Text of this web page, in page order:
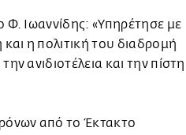
Φ. Ιωαννίδης: «Υπηρέτησε με
η πολιτική του διαδρομή
ανιδιοτέλεια και την πίστη
από το Έκτακτο